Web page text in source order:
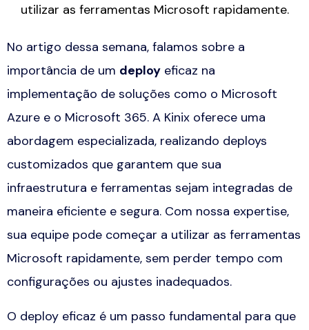
utilizar as ferramentas Microsoft rapidamente.
No artigo dessa semana, falamos sobre a
importância de um deploy eficaz na
implementação de soluções como o Microsoft
Azure e o Microsoft 365. A Kinix oferece uma
abordagem especializada, realizando deploys
customizados que garantem que sua
infraestrutura e ferramentas sejam integradas de
maneira eficiente e segura. Com nossa expertise,
sua equipe pode começar a utilizar as ferramentas
Microsoft rapidamente, sem perder tempo com
configurações ou ajustes inadequados.
O deploy eficaz é um passo fundamental para que